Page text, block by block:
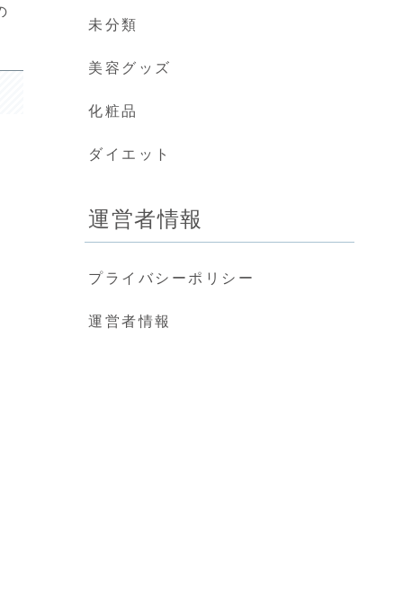
未分類
美容グッズ
化粧品
ダイエット
運営者情報
プライバシーポリシー
運営者情報